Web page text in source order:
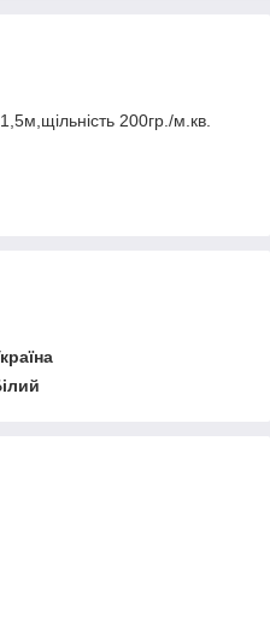
200гр./м.кв.